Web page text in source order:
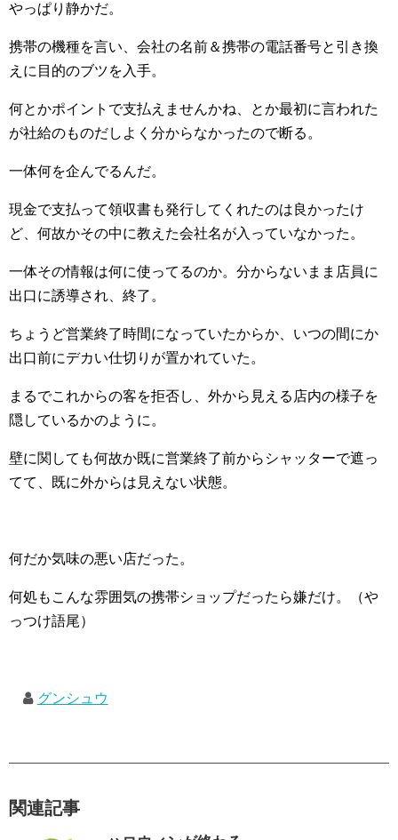
やっぱり静かだ。
携帯の機種を言い、会社の名前＆携帯の電話番号と引き換
えに目的のブツを入手。
何とかポイントで支払えませんかね、とか最初に言われた
が社給のものだしよく分からなかったので断る。
一体何を企んでるんだ。
現金で支払って領収書も発行してくれたのは良かったけ
ど、何故かその中に教えた会社名が入っていなかった。
一体その情報は何に使ってるのか。分からないまま店員に
出口に誘導され、終了。
ちょうど営業終了時間になっていたからか、いつの間にか
出口前にデカい仕切りが置かれていた。
まるでこれからの客を拒否し、外から見える店内の様子を
隠しているかのように。
壁に関しても何故か既に営業終了前からシャッターで遮っ
てて、既に外からは見えない状態。
何だか気味の悪い店だった。
何処もこんな雰囲気の携帯ショップだったら嫌だけ。（や
っつけ語尾）
グンシュウ
関連記事